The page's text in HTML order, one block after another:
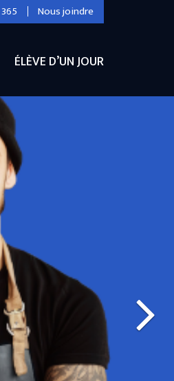
Nous joindre
ÉLÈVE D’UN JOUR